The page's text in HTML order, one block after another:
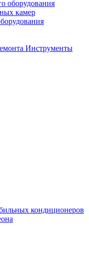
оборудования
камер
Инструменты
кондиционеров